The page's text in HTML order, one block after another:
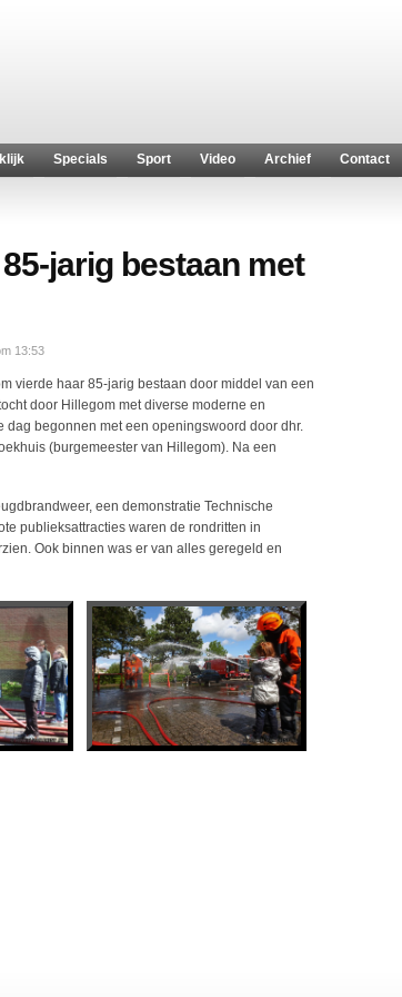
Specials Sport Video Archief Contact
jarig bestaan met
13:53
vierde haar 85-jarig bestaan door middel van een
door Hillegom met diverse moderne en
begonnen met een openingswoord door dhr.
(burgemeester van Hillegom). Na een
een demonstratie Technische
publieksattracties waren de rondritten in
Ook binnen was er van alles geregeld en